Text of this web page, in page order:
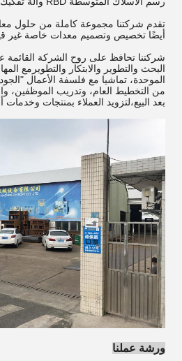
تقدم شركتنا مجموعة كاملة من حلول
أيضًا تخصيص وتصميم معدات خاصة غير
شركتنا تحافظ على روح الشركة القائمة
البحث والتطوير والابتكار والتطويرمع
الموحدة، تماشيا مع فلسفة الأعمال "الجودة
من التخطيط العام، وتدريب الموظفين،
بعد البيع،لتزويد العملاء بمنتجات
ورشة عملنا